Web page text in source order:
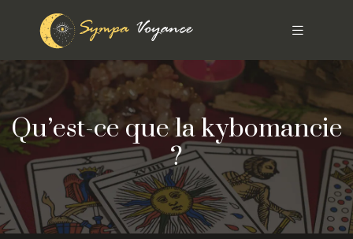
Qu’est-ce que la kybomancie
?